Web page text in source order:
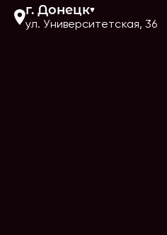
г. Донецк
ул. Университетская, 36